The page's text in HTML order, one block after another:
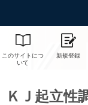
このサイトにつ
いて
新規登録
ＫＪ起立性